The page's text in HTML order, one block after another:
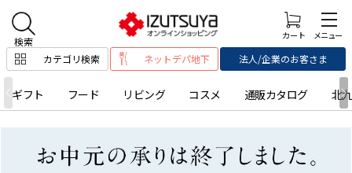
カテゴリ検索 ネットデパ地下 法人/企業のお客さま
ギフト フード リビング コスメ 通販カタログ 北